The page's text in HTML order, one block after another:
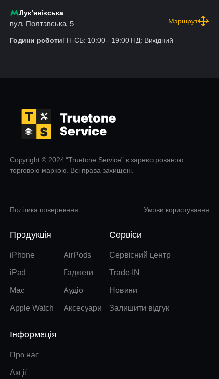
Лукʼянівська
вул. Полтавська, 5 Маршрут
Години роботиПН-СБ: 10:00 - 19:00 НД: Вихідний
Copyright © 2024 “Truetone Service” є зареєстрованою
торговою маркою. Всі права захищені.
Політика повернення Умови користування
Продукція
iPhone
iPad
Mac
Apple Watch
AirPods
Гаджети
Аудіо
Аксесуари
Сервіси
Сервісний центр
Trade-IN
Новини
Залишити відгук
Інформація
Про нас
Акції